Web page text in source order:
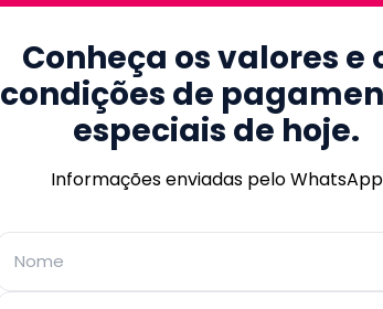
Conheça os valores e
condições de
especiais de hoje.
Informações enviadas pelo WhatsApp